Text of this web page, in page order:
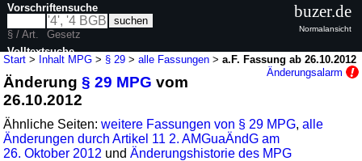
Start > Inhalt MPG > § 29 >alle Fassungen >a.F. Fassung ab 26.10.2012
Änderungsalarm
Änderung§ 29 MPG vom
26.10.2012
Ähnliche Seiten:weitere Fassungen von § 29 MPG,alle
Änderungen durch Artikel 11 2. AMGuaÄndG am
26. Oktober 2012 undÄnderungshistorie des MPG
Vorschriftensuche
§ / Art.
Gesetz
Volltextsuche
nur in MPG
buzer.de
Normalansicht